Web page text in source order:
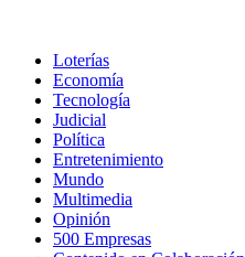
Loterías
Economía
Tecnología
Judicial
Política
Entretenimiento
Mundo
Multimedia
Opinión
500 Empresas